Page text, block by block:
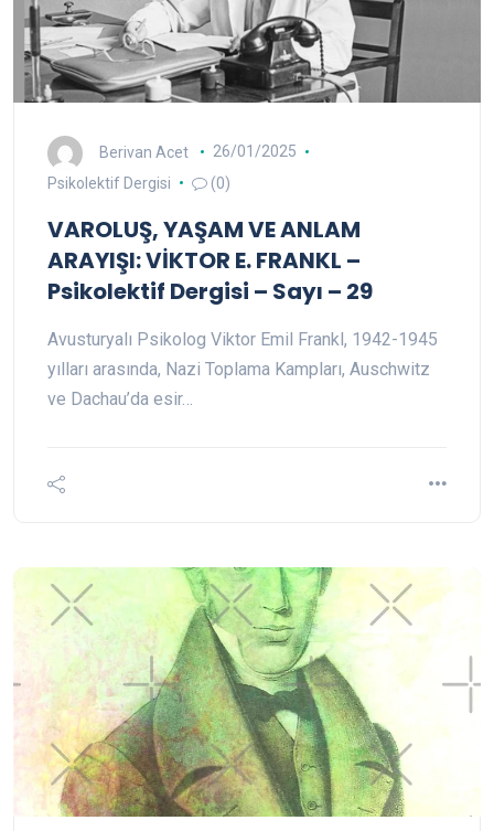
Berivan Acet
26/01/2025
Psikolektif Dergisi
(0)
VAROLUŞ, YAŞAM VE ANLAM
ARAYIŞI: VİKTOR E. FRANKL –
Psikolektif Dergisi – Sayı – 29
Avusturyalı Psikolog Viktor Emil Frankl, 1942-1945
yılları arasında, Nazi Toplama Kampları, Auschwitz
ve Dachau’da esir…